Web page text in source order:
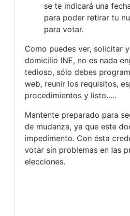
se te indicará una
para poder retirar tu
para votar.
Como puedes ver, solicitar
domicilio INE, no es nada
tedioso, sólo debes
web, reunir los requisitos,
procedimientos y listo…..
Mantente preparado para
de mudanza, ya que este
impedimento. Con ésta
votar sin problemas en las
elecciones.